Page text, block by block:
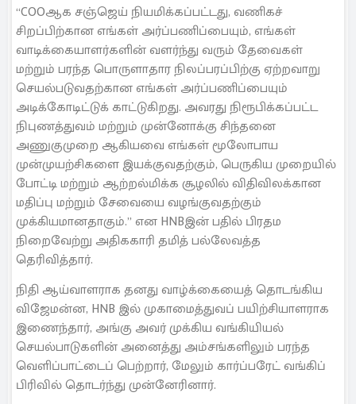
“COOஆக சஞ்ஜெய் நியமிக்கப்பட்டது, வணிகச்
சிறப்பிற்கான எங்கள் அர்ப்பணிப்பையும், எங்கள்
வாடிக்கையாளர்களின் வளர்ந்து வரும் தேவைகள்
மற்றும் பரந்த பொருளாதார நிலப்பரப்பிற்கு ஏற்றவாறு
செயல்படுவதற்கான எங்கள் அர்ப்பணிப்பையும்
அடிக்கோடிட்டுக் காட்டுகிறது. அவரது நிரூபிக்கப்பட்ட
நிபுணத்துவம் மற்றும் முன்னோக்கு சிந்தனை
அணுகுமுறை ஆகியவை எங்கள் மூலோபாய
முன்முயற்சிகளை இயக்குவதற்கும், பெருகிய முறையில்
போட்டி மற்றும் ஆற்றல்மிக்க சூழலில் விதிவிலக்கான
மதிப்பு மற்றும் சேவையை வழங்குவதற்கும்
முக்கியமானதாகும்.” என HNBஇன் பதில் பிரதம
நிறைவேற்று அதிககாரி தமித் பல்லேவத்த
தெரிவித்தார்.
நிதி ஆய்வாளராக தனது வாழ்க்கையைத் தொடங்கிய
விஜேமன்ன, HNB இல் முகாமைத்துவப் பயிற்சியாளராக
இணைந்தார், அங்கு அவர் முக்கிய வங்கியியல்
செயல்பாடுகளின் அனைத்து அம்சங்களிலும் பரந்த
வெளிப்பாட்டைப் பெற்றார், மேலும் கார்ப்பரேட் வங்கிப்
பிரிவில் தொடர்ந்து முன்னேரினார்.